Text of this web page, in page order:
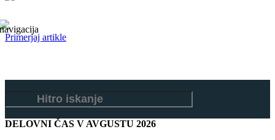
Primerjaj artikle
DELOVNI ČAS V AVGUSTU 2026